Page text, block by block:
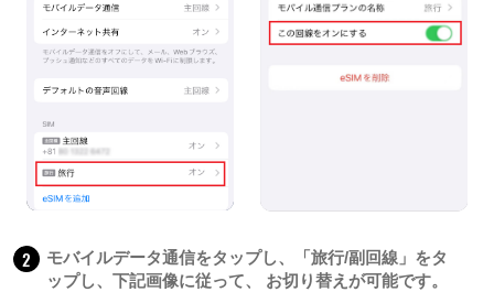
2
モバイルデータ通信をタップし、「旅行/副回線」をタ
ップし、下記画像に従って、 お切り替えが可能です。